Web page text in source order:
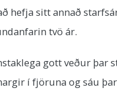
hefja sitt annað
tvö ár.
gott veður
í fjöruna og sáu